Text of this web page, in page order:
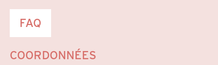
FAQ
COORDONNÉES